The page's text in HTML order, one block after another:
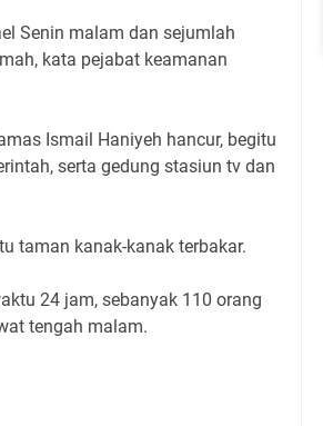
Senin malam dan sejumlah
kata pejabat keamanan
Ismail Haniyeh hancur, begitu
serta gedung stasiun tv dan
taman kanak-kanak terbakar.
24 jam, sebanyak 110 orang
tengah malam.